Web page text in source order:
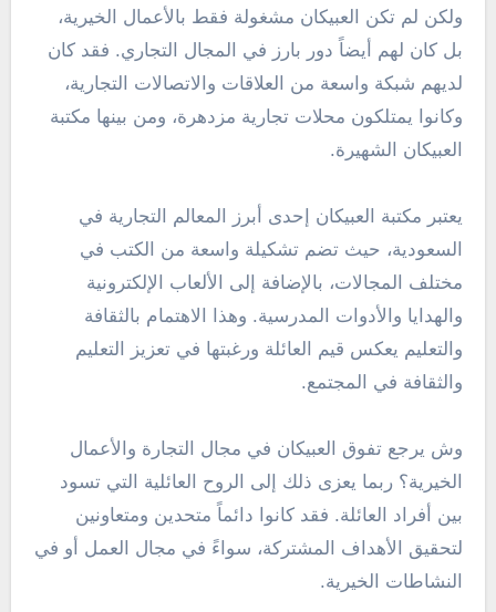
ولكن لم تكن العبيكان مشغولة فقط بالأعمال الخيرية،
بل كان لهم أيضاً دور بارز في المجال التجاري. فقد كان
لديهم شبكة واسعة من العلاقات والاتصالات التجارية،
وكانوا يمتلكون محلات تجارية مزدهرة، ومن بينها مكتبة
العبيكان الشهيرة.
يعتبر مكتبة العبيكان إحدى أبرز المعالم التجارية في
السعودية، حيث تضم تشكيلة واسعة من الكتب في
مختلف المجالات، بالإضافة إلى الألعاب الإلكترونية
والهدايا والأدوات المدرسية. وهذا الاهتمام بالثقافة
والتعليم يعكس قيم العائلة ورغبتها في تعزيز التعليم
والثقافة في المجتمع.
وش يرجع تفوق العبيكان في مجال التجارة والأعمال
الخيرية؟ ربما يعزى ذلك إلى الروح العائلية التي تسود
بين أفراد العائلة. فقد كانوا دائماً متحدين ومتعاونين
لتحقيق الأهداف المشتركة، سواءً في مجال العمل أو في
النشاطات الخيرية.